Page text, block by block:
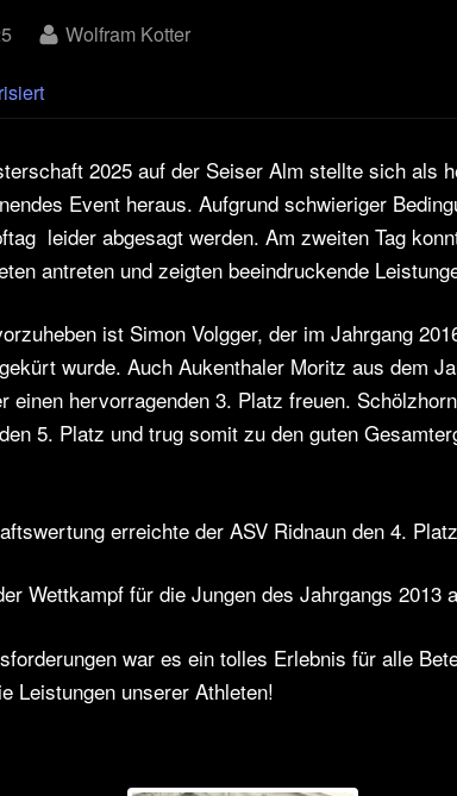
By
Wolfram Kotter
2025 auf der Seiser Alm stellte sich als
Event heraus. Aufgrund schwieriger
leider abgesagt werden. Am zweiten Tag
antreten und zeigten beeindruckende
ist Simon Volgger, der im Jahrgang
wurde. Auch Aukenthaler Moritz aus dem
einen hervorragenden 3. Platz freuen.
5. Platz und trug somit zu den guten
erreichte der ASV Ridnaun den 4.
Wettkampf für die Jungen des Jahrgangs 2013
war es ein tolles Erlebnis für alle
Leistungen unserer Athleten!